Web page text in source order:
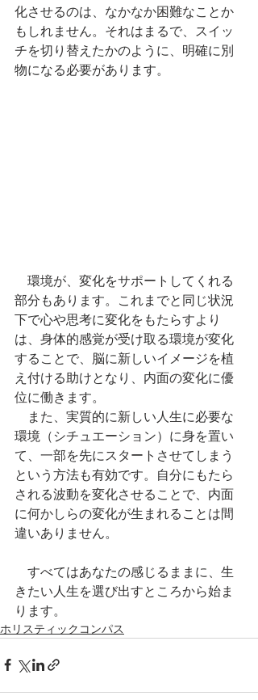
化させるのは、なかなか困難なことか
もしれません。それはまるで、スイッ
チを切り替えたかのように、明確に別
物になる必要があります。
環境が、変化をサポートしてくれる
部分もあります。これまでと同じ状況
下で心や思考に変化をもたらすより
は、身体的感覚が受け取る環境が変化
することで、脳に新しいイメージを植
え付ける助けとなり、内面の変化に優
位に働きます。
また、実質的に新しい人生に必要な
環境（シチュエーション）に身を置い
て、一部を先にスタートさせてしまう
という方法も有効です。自分にもたら
される波動を変化させることで、内面
に何かしらの変化が生まれることは間
違いありません。
すべてはあなたの感じるままに、生
きたい人生を選び出すところから始ま
ります。
ホリスティックコンパス